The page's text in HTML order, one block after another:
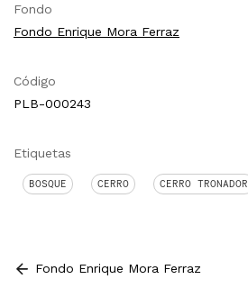
Fondo
Fondo Enrique Mora Ferraz
Código
PLB-000243
Etiquetas
BOSQUE CERRO CERRO TRONADOR
Fondo Enrique Mora Ferraz